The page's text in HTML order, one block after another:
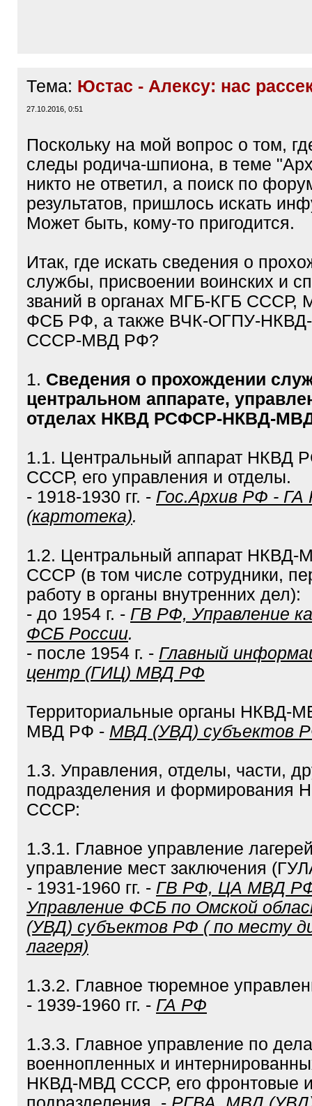
Тема: Юстас - Алексу: нас
27.10.2016, 0:51
Поскольку на мой вопрос о том,
следы родича-шпиона, в теме
никто не ответил, а поиск по
результатов, пришлось искать
Может быть, кому-то пригодится.
Итак, где искать сведения о
службы, присвоении воинских и
званий в органах МГБ-КГБ
ФСБ РФ, а также ВЧК-ОГПУ-
СССР-МВД РФ?
1. Сведения о прохождении
центральном аппарате,
отделах НКВД РСФСР-НКВД-
1.1. Центральный аппарат НКВД
СССР, его управления и отделы.
- 1918-1930 гг. - Гос.Архив РФ -
(картотека).
1.2. Центральный аппарат
СССР (в том числе сотрудники,
работу в органы внутренних дел):
- до 1954 г. - ГВ РФ, Управление
ФСБ России.
- после 1954 г. - Главный
центр (ГИЦ) МВД РФ
Территориальные органы НКВД-
МВД РФ - МВД (УВД) субъектов
1.3. Управления, отделы, части,
подразделения и формирования
СССР:
1.3.1. Главное управление
управление мест заключения
- 1931-1960 гг. - ГВ РФ, ЦА МВД
Управление ФСБ по Омской
(УВД) субъектов РФ ( по месту
лагеря)
1.3.2. Главное тюремное
- 1939-1960 гг. - ГА РФ
1.3.3. Главное управление по
военнопленных и
НКВД-МВД СССР, его фронтовые